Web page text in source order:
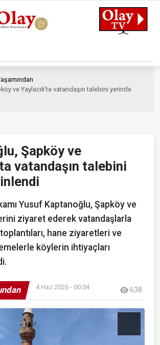
ve Yaylacık’ta vatandaşın talebini yerinde
Şapköy ve
vatandaşın talebini
Yusuf Kaptanoğlu, Şapköy ve
ziyaret ederek vatandaşlarla
hane ziyaretleri ve
köylerin ihtiyaçları
4 Haz 2026 - 00:04 638